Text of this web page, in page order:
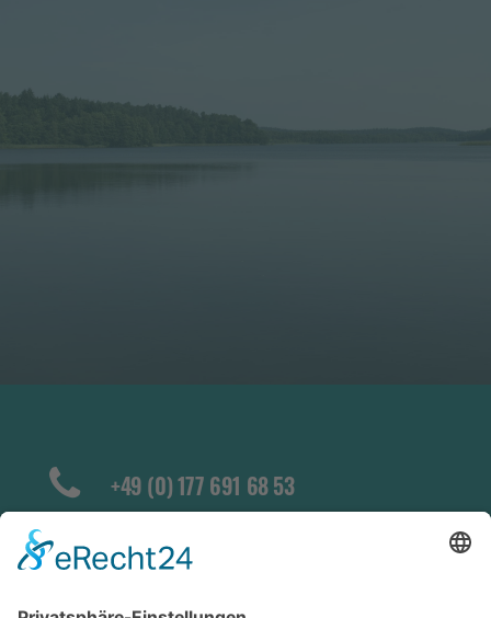
+49 (0) 177 691 68 53
info@naturundferienpark-